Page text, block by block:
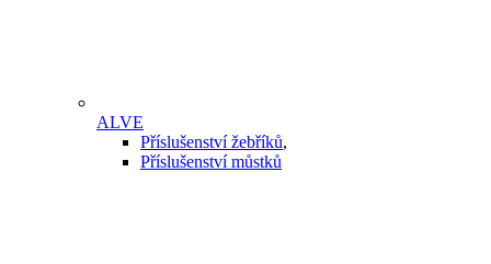
ALVE
Příslušenství žebříků,
Příslušenství můstků